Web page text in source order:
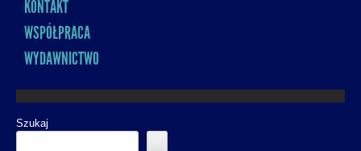
KONTAKT
WSPÓŁPRACA
WYDAWNICTWO
Szukaj